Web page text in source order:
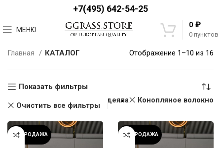
+7(495) 642-54-25
МЕНЮ
0 пунктов
0 ₽
Главная КАТАЛОГ Отображение 1–10 из 16
Показать фильтры
Очистить все фильтры
Одеяла Конопляное волокно
РАСПРОДАЖА РАСПРОДАЖА